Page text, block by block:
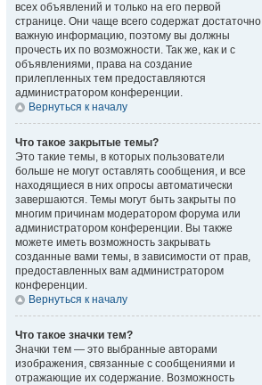
всех объявлений и только на его первой
странице. Они чаще всего содержат достаточно
важную информацию, поэтому вы должны
прочесть их по возможности. Так же, как и с
объявлениями, права на создание
прилепленных тем предоставляются
администратором конференции.
Вернуться к началу
Что такое закрытые темы?
Это такие темы, в которых пользователи
больше не могут оставлять сообщения, и все
находящиеся в них опросы автоматически
завершаются. Темы могут быть закрыты по
многим причинам модератором форума или
администратором конференции. Вы также
можете иметь возможность закрывать
созданные вами темы, в зависимости от прав,
предоставленных вам администратором
конференции.
Вернуться к началу
Что такое значки тем?
Значки тем — это выбранные авторами
изображения, связанные с сообщениями и
отражающие их содержание. Возможность